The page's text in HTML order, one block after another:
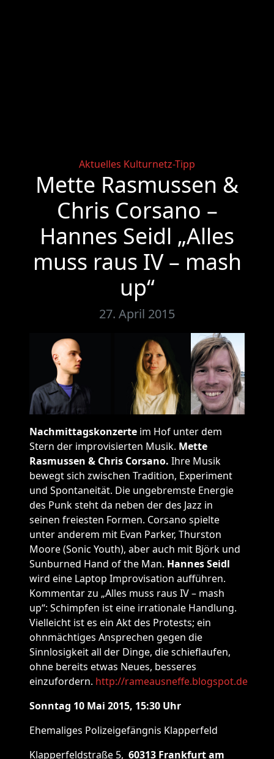
Categories
Aktuelles Kulturnetz-Tipp
Mette Rasmussen &
Chris Corsano –
Hannes Seidl „Alles
muss raus IV – mash
up“
27. April 2015
Nachmittagskonzerte im Hof unter dem
Stern der improvisierten Musik. Mette
Rasmussen & Chris Corsano. Ihre Musik
bewegt sich zwischen Tradition, Experiment
und Spontaneität. Die ungebremste Energie
des Punk steht da neben der des Jazz in
seinen freiesten Formen. Corsano spielte
unter anderem mit Evan Parker, Thurston
Moore (Sonic Youth), aber auch mit Björk und
Sunburned Hand of the Man. Hannes Seidl
wird eine Laptop Improvisation aufführen.
Kommentar zu „Alles muss raus IV – mash
up“: Schimpfen ist eine irrationale Handlung.
Vielleicht ist es ein Akt des Protests; ein
ohnmächtiges Ansprechen gegen die
Sinnlosigkeit all der Dinge, die schieflaufen,
ohne bereits etwas Neues, besseres
einzufordern. http://rameausneffe.blogspot.de
Sonntag 10 Mai 2015, 15:30 Uhr
Ehemaliges Polizeigefängnis Klapperfeld
Klapperfeldstraße 5, 60313 Frankfurt am